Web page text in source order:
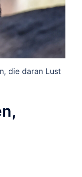
die daran Lust